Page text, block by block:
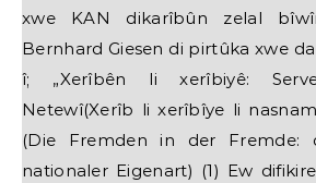
xwe KAN dikarîbûn zelal
Bernhard Giesen di pirtûka xwe
î; „Xerîbên li xerîbiyê:
Netewî(Xerîb li xerîbîye li
(Die Fremden in der Fremde:
nationaler Eigenart) (1) Ew